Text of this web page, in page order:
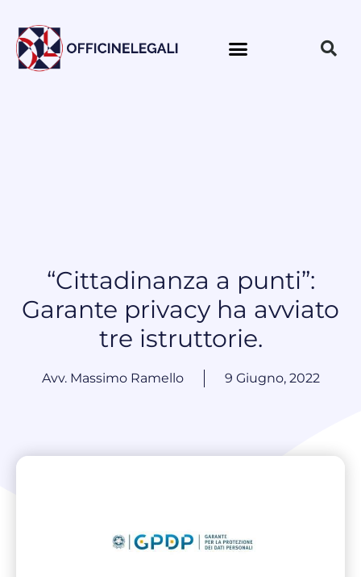
“Cittadinanza a punti”:
Garante privacy ha avviato
tre istruttorie.
Avv. Massimo Ramello 9 Giugno, 2022